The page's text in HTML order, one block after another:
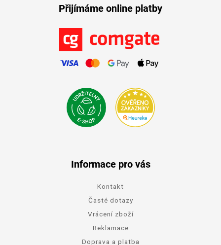
Přijímáme online platby
Informace pro vás
Kontakt
Časté dotazy
Vrácení zboží
Reklamace
Doprava a platba